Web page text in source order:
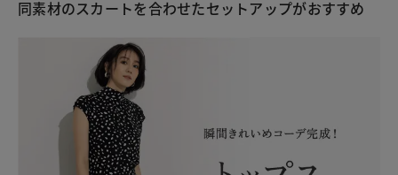
同素材のスカートを合わせたセットアップがおすすめ